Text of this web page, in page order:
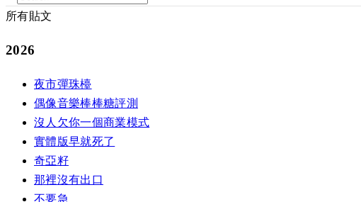
所有貼文
2026
夜市彈珠檯
偶像音樂棒棒糖評測
沒人欠你一個商業模式
實體版早就死了
奇亞籽
那裡沒有出口
不要急